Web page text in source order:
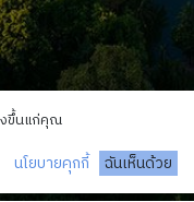
งขึ้นแก่คุณ
นโยบายคุกกี้ ฉันเห็นด้วย